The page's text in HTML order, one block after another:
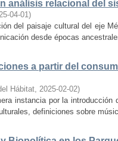
análisis relacional del
04-01)
del paisaje cultural del eje
desde épocas
a partir del
Hábitat, 2025-02-02)
instancia por la
definiciones sobre